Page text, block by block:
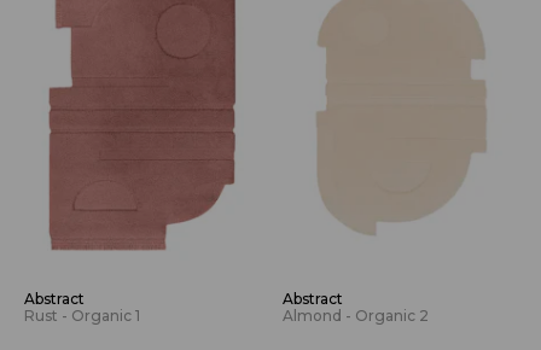
Abstract
Rust - Organic 1
Abstract
Almond - Organic 2